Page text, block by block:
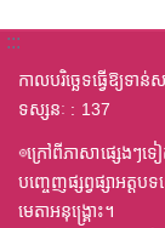
:::
កាលបរិច្ឆេទធ្វើឱ្យទា
ទស្សនៈ
137
◎ក្រៅពីភាសាផ្សេងៗទ
បញ្ចេញផ្សព្វផ្សាអត្តប
មេតាអនុង្គ្រោះ។